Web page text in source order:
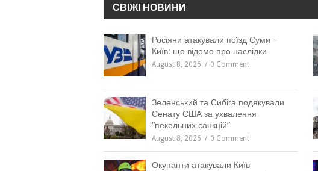
СВІЖІ НОВИНИ
Росіяни атакували поїзд Суми –
Київ: що відомо про наслідки
August 8, 2026 0 Comment
Зеленський та Сибіга подякували
Сенату США за ухвалення
“пекельних санкцій”
August 8, 2026 0 Comment
Окупанти атакували Київ